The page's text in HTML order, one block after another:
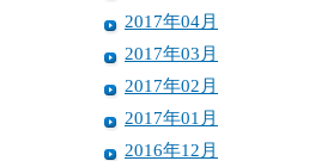
2017年04月
2017年03月
2017年02月
2017年01月
2016年12月